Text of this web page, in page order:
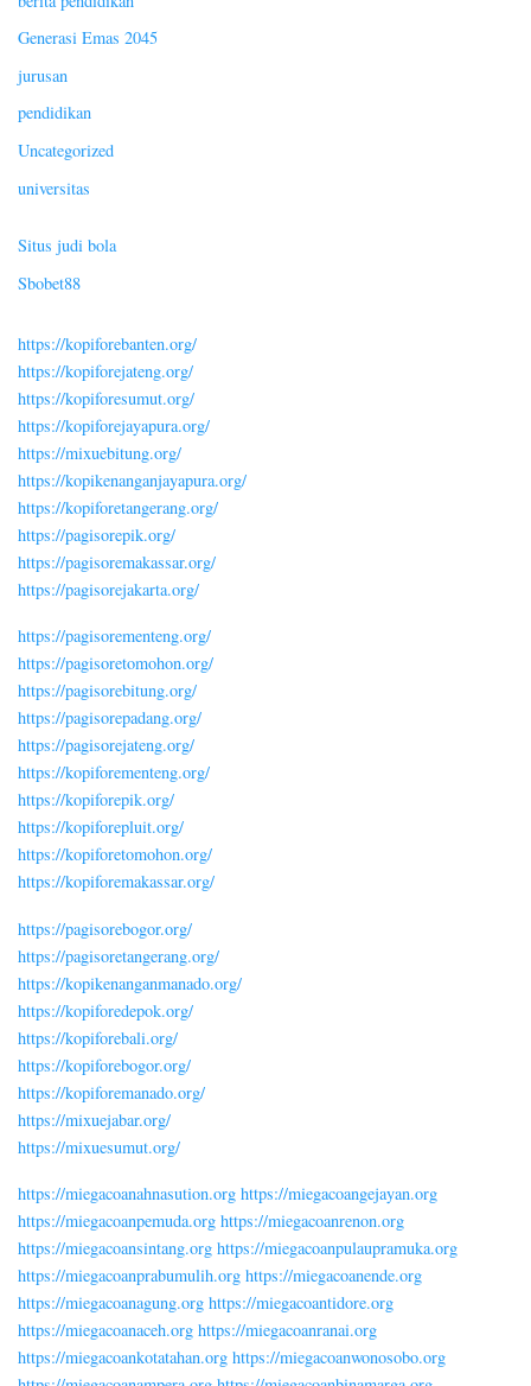
Generasi Emas 2045
jurusan
pendidikan
Uncategorized
universitas
Situs judi bola
Sbobet88
https://kopiforebanten.org/
https://kopiforejateng.org/
https://kopiforesumut.org/
https://kopiforejayapura.org/
https://mixuebitung.org/
https://kopikenanganjayapura.org/
https://kopiforetangerang.org/
https://pagisorepik.org/
https://pagisoremakassar.org/
https://pagisorejakarta.org/
https://pagisorementeng.org/
https://pagisoretomohon.org/
https://pagisorebitung.org/
https://pagisorepadang.org/
https://pagisorejateng.org/
https://kopiforementeng.org/
https://kopiforepik.org/
https://kopiforepluit.org/
https://kopiforetomohon.org/
https://kopiforemakassar.org/
https://pagisorebogor.org/
https://pagisoretangerang.org/
https://kopikenanganmanado.org/
https://kopiforedepok.org/
https://kopiforebali.org/
https://kopiforebogor.org/
https://kopiforemanado.org/
https://mixuejabar.org/
https://mixuesumut.org/
https://miegacoanahnasution.org https://miegacoangejayan.org
https://miegacoanpemuda.org https://miegacoanrenon.org
https://miegacoansintang.org https://miegacoanpulaupramuka.org
https://miegacoanprabumulih.org https://miegacoanende.org
https://miegacoanagung.org https://miegacoantidore.org
https://miegacoanaceh.org https://miegacoanranai.org
https://miegacoankotatahan.org https://miegacoanwonosobo.org